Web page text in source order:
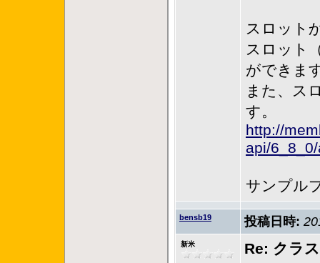
スロット
スロット
ができま
また、ス
す。
http://
api/
サンプル
bensb19 投稿日時:
新米
Re: クラ